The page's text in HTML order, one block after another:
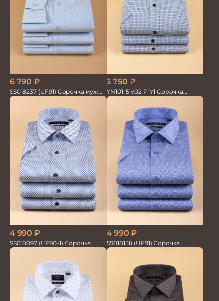
6 790 ₽
SS018237 (UF91) Сорочка муж.
GROSTYLE TRENDY
3 750 ₽
YN101-5 V02 P1Y1 Сорочка
мужская
4 990 ₽
SS018097 (UF90-1) Сорочка
мужская GROSTYLE PRIME
4 990 ₽
SS018158 (UF91) Сорочка
мужская GROSTYLE PRIME